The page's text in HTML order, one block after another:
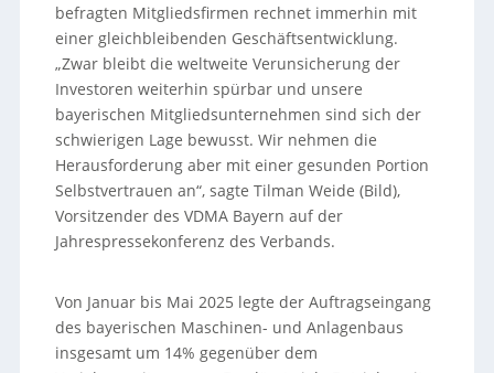
befragten Mitgliedsfirmen rechnet immerhin mit
einer gleichbleibenden Geschäftsentwicklung.
„Zwar bleibt die weltweite Verunsicherung der
Investoren weiterhin spürbar und unsere
bayerischen Mitgliedsunternehmen sind sich der
schwierigen Lage bewusst. Wir nehmen die
Herausforderung aber mit einer gesunden Portion
Selbstvertrauen an“, sagte Tilman Weide (Bild),
Vorsitzender des VDMA Bayern auf der
Jahrespressekonferenz des Verbands.
Von Januar bis Mai 2025 legte der Auftragseingang
des bayerischen Maschinen- und Anlagenbaus
insgesamt um 14% gegenüber dem